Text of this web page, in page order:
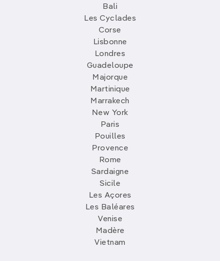
Bali
Les Cyclades
Corse
Lisbonne
Londres
Guadeloupe
Majorque
Martinique
Marrakech
New York
Paris
Pouilles
Provence
Rome
Sardaigne
Sicile
Les Açores
Les Baléares
Venise
Madère
Vietnam